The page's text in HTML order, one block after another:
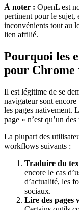
À noter : OpenL est
pertinent pour le sujet,
inconvénients tout au
lien affilié.
Pourquoi les
pour Chrome
Il est légitime de se
navigateur sont
les pages nativement.
page » n’est qu’un
La plupart des
workflows suivants :
Traduire du
encore le cas
d’actualité, les
sociaux.
Lire des pages